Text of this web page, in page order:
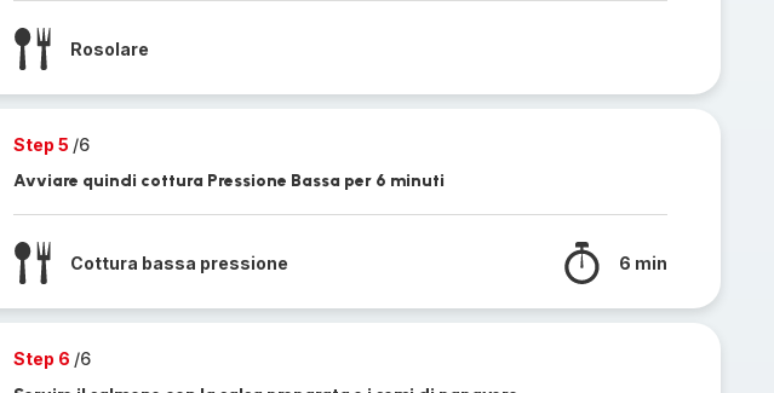
Rosolare
Step 5 /6
Avviare quindi cottura Pressione Bassa per 6 minuti
Cottura bassa pressione 6 min
Step 6 /6